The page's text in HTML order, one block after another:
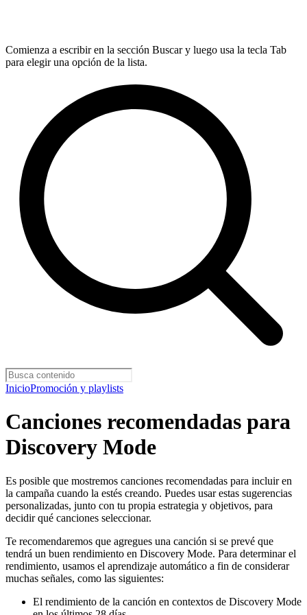
Comienza a escribir en la sección Buscar y luego usa la tecla Tab
para elegir una opción de la lista.
InicioPromoción y playlists
Canciones recomendadas para
Discovery Mode
Es posible que mostremos canciones recomendadas para incluir en
la campaña cuando la estés creando. Puedes usar estas sugerencias
personalizadas, junto con tu propia estrategia y objetivos, para
decidir qué canciones seleccionar.
Te recomendaremos que agregues una canción si se prevé que
tendrá un buen rendimiento en Discovery Mode. Para determinar el
rendimiento, usamos el aprendizaje automático a fin de considerar
muchas señales, como las siguientes:
El rendimiento de la canción en contextos de Discovery Mode